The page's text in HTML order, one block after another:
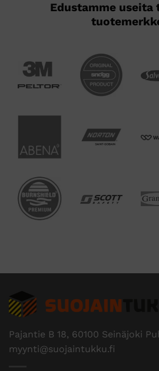
Edustamme useita
Pajantie B 18, 60100 Seinäjoki
myynti@suojaintukku.fi